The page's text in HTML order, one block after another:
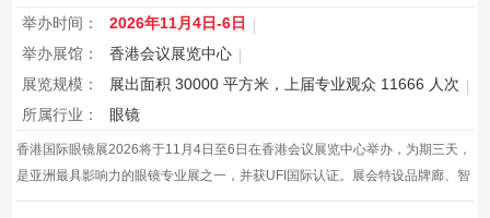
举办时间：
2026年11月4日-6日
举办展馆：
香港会议展览中心
展览规模：
展出面积 30000 平方米，上届专业观众 11666 人次
所属行业：
眼镜
香港国际眼镜展2026将于11月4日至6日在香港会议展览中心举办，为期三天，
是亚洲最具影响力的眼镜专业展之一，并获UFI国际认证。展会特设品牌廊、智
能眼镜专区与多国展馆，汇聚全球视光产品供应商，并配套眼镜汇演与行业论